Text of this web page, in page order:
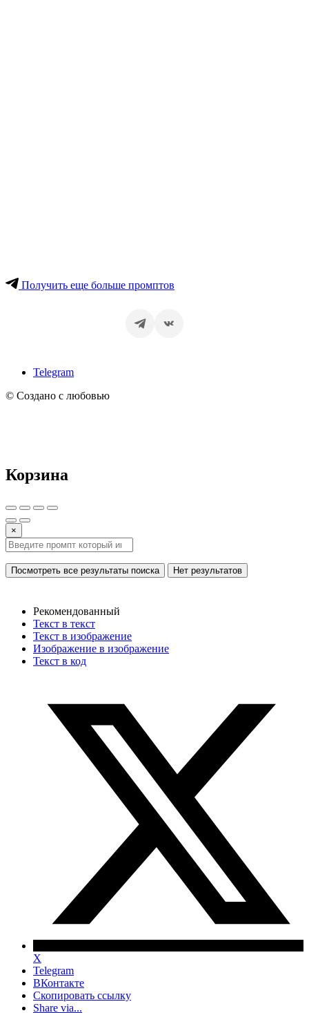
Получить еще больше промптов
Telegram
© Создано с любовью
Корзина
×
Посмотреть все результаты поиска Нет результатов
Рекомендованный
Текст в текст
Текст в изображение
Изображение в изображение
Текст в код
X
Telegram
ВКонтакте
Скопировать ссылку
Share via...